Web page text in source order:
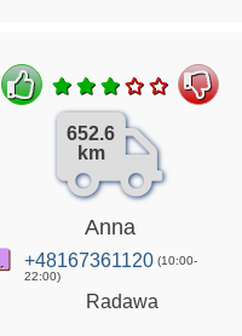
652.6
km
Anna
+48167361120 (10:00-
22:00)
Radawa